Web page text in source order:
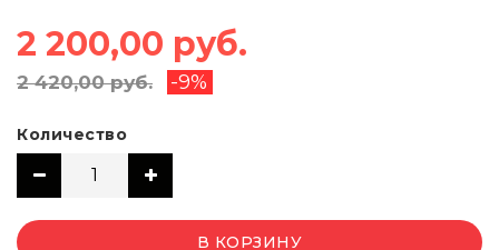
2 200,00 руб.
2 420,00 руб. -9%
Количество
В КОРЗИНУ